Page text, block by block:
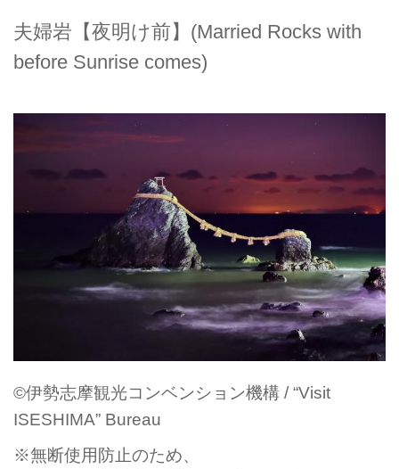
夫婦岩【夜明け前】(Married Rocks with
before Sunrise comes)
©伊勢志摩観光コンベンション機構 / “Visit
ISESHIMA” Bureau
※無断使用防止のため、